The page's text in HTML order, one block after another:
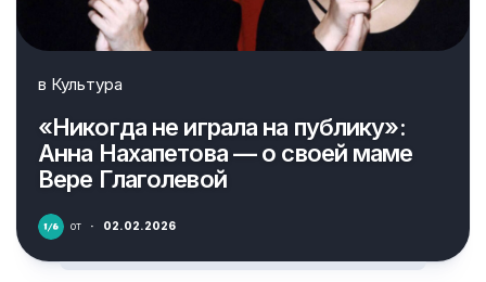
в Культура
«Никогда не играла на публику»:
Анна Нахапетова — о своей маме
Вере Глаголевой
от · 02.02.2026